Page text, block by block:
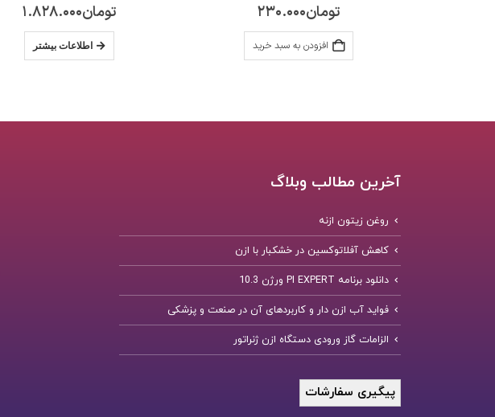
از 5
تومان230.000
افزودن به سبد خرید
0
تومان1.828.000
اطلاعات بیشتر
آخرین مطالب وبلاگ
روغن زیتون ازنه
کاهش آفلاتوکسین در خشکبار با ازن
دانلود برنامه PI EXPERT ورژن 10.3
فواید آب ازن دار و کاربردهای آن در صنعت و پزشکی
الزامات گاز ورودی دستگاه ازن ژنراتور
پیگیری سفارشات